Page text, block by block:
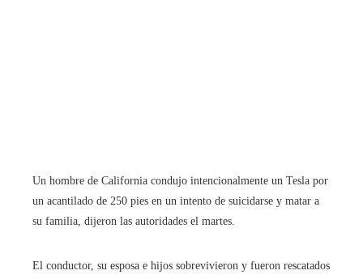
Un hombre de California condujo intencionalmente un Tesla por
un acantilado de 250 pies en un intento de suicidarse y matar a
su familia, dijeron las autoridades el martes.
El conductor, su esposa e hijos sobrevivieron y fueron rescatados